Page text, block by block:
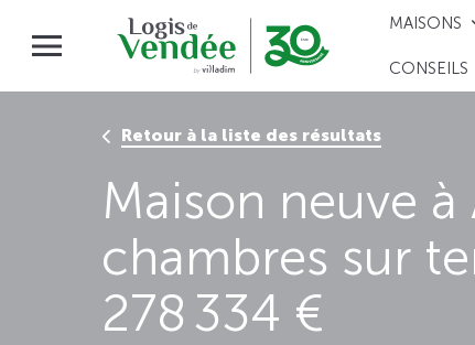
MAISONS
CONSEILS
Retour à la liste des résultats
Maison neuve
chambres sur
278 334 €